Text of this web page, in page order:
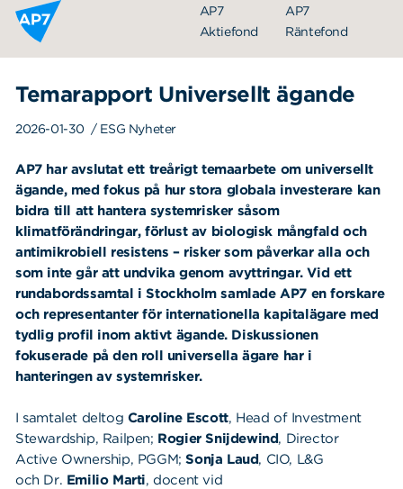
Hoppa till innehållet
AP7
Aktiefond
AP7
Räntefond
Temarapport Universellt ägande
2026-01-30 / ESG Nyheter
AP7 har avslutat ett treårigt temaarbete om universellt
ägande, med fokus på hur stora globala investerare kan
bidra till att hantera systemrisker såsom
klimatförändringar, förlust av biologisk mångfald och
antimikrobiell resistens – risker som påverkar alla och
som inte går att undvika genom avyttringar. Vid ett
rundabordssamtal i Stockholm samlade AP7 en forskare
och representanter för internationella kapitalägare med
tydlig profil inom aktivt ägande. Diskussionen
fokuserade på den roll universella ägare har i
hanteringen av systemrisker.
I samtalet deltog Caroline Escott, Head ofInvestment
Stewardship, Railpen; Rogier Snijdewind, Director
Active Ownership, PGGM;Sonja Laud, CIO, L&G
och Dr. Emilio Marti,docent vid
Organisation
Styrelse
Ledning
Årsredovisningar
Nyheter
Om Cookies
Policy om personuppgifter